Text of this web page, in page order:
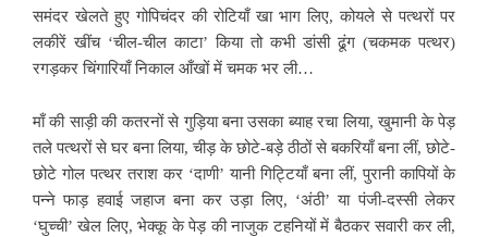
समंदर खेलते हुए गोपिचंदर की रोटियाँ खा भाग लिए, कोयले से पत्थरों पर
लकीरें खींच ‘चील-चील काटा’ किया तो कभी डांसी ढूंग (चकमक पत्थर)
रगड़कर चिंगारियाँ निकाल आँखों में चमक भर ली…
माँ की साड़ी की कतरनों से गुड़िया बना उसका ब्याह रचा लिया, खुमानी के पेड़
तले पत्थरों से घर बना लिया, चीड़ के छोटे-बड़े ठीठों से बकरियाँ बना लीं, छोटे-
छोटे गोल पत्थर तराश कर ‘दाणी’ यानी गिट्टियाँ बना लीं, पुरानी कापियों के
पन्ने फाड़ हवाई जहाज बना कर उड़ा लिए, ‘अंठी’ या पंजी-दस्सी लेकर
‘घुच्ची’ खेल लिए, भेक्कू के पेड़ की नाजुक टहनियों में बैठकर सवारी कर ली,